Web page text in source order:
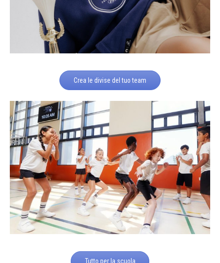
Crea le divise del tuo team
Tutto per la scuola